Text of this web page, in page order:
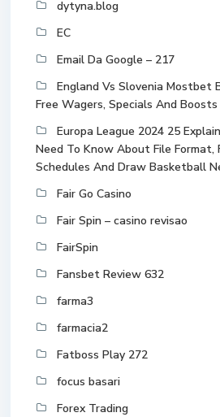
dytyna.blog
EC
Email Da Google – 217
England Vs Slovenia Mostbet
Free Wagers, Specials And Boosts
Europa League 2024 25
Need To Know About File Format,
Schedules And Draw Basketball
Fair Go Casino
Fair Spin – casino revisao
FairSpin
Fansbet Review 632
farma3
farmacia2
Fatboss Play 272
focus basari
Forex Trading